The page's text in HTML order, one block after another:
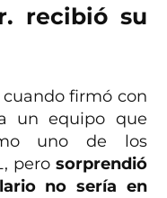
recibió su
firmó con
un equipo que
uno de los
pero sorprendió
no sería en